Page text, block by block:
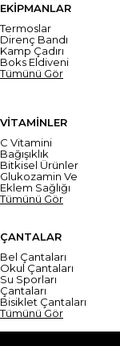
EKİPMANLAR
Termoslar
Direnç Bandı
Kamp Çadırı
Boks Eldiveni
Tümünü Gör
VİTAMİNLER
C Vitamini
Bağışıklık
Bitkisel Ürünler
Glukozamin Ve
Eklem Sağlığı
Tümünü Gör
ÇANTALAR
Bel Çantaları
Okul Çantaları
Su Sporları
Çantaları
Bisiklet Çantaları
Tümünü Gör